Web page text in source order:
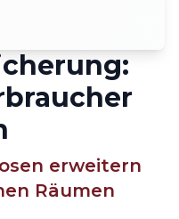
erweitern
Räumen